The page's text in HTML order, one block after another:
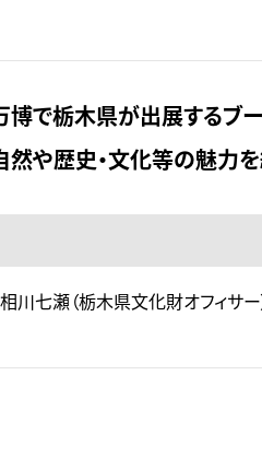
博で栃木県が出展するブー
や歴史・文化等の魅力
川七瀬（栃木県文化財オフィサー